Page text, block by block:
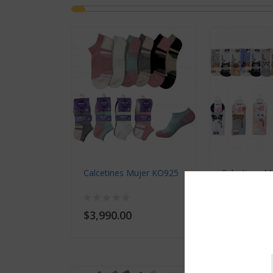
Calcetines Mujer KO925
$3,990.00
Calcetines